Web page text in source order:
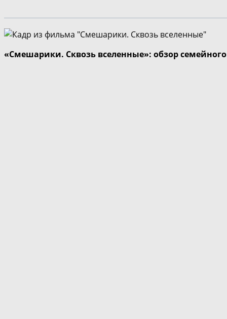
«Смешарики. Сквозь вселенные»: обзор